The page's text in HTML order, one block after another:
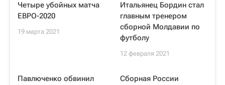
Четыре убойных матча
ЕВРО-2020
19 марта 2021
Итальянец Бордин стал
главным тренером
сборной Молдавии по
футболу
12 февраля 2021
Павлюченко обвинил
Сборная России